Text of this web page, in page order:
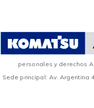
personales y derechos
Sede principal: Av. Argentina